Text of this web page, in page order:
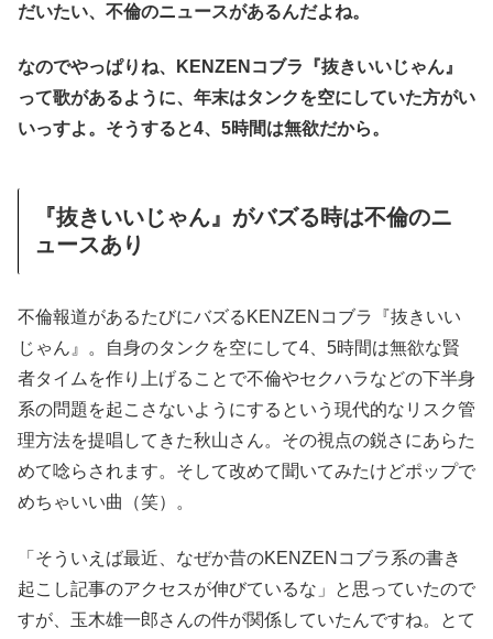
だいたい、不倫のニュースがあるんだよね。
なのでやっぱりね、KENZENコブラ『抜きいいじゃん』
って歌があるように、年末はタンクを空にしていた方がい
いっすよ。そうすると4、5時間は無欲だから。
『抜きいいじゃん』がバズる時は不倫のニ
ュースあり
不倫報道があるたびにバズるKENZENコブラ『抜きいい
じゃん』。自身のタンクを空にして4、5時間は無欲な賢
者タイムを作り上げることで不倫やセクハラなどの下半身
系の問題を起こさないようにするという現代的なリスク管
理方法を提唱してきた秋山さん。その視点の鋭さにあらた
めて唸らされます。そして改めて聞いてみたけどポップで
めちゃいい曲（笑）。
「そういえば最近、なぜか昔のKENZENコブラ系の書き
起こし記事のアクセスが伸びているな」と思っていたので
すが、玉木雄一郎さんの件が関係していたんですね。とて